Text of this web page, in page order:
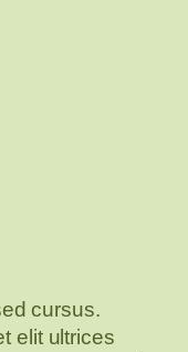
cursus.
elit ultrices